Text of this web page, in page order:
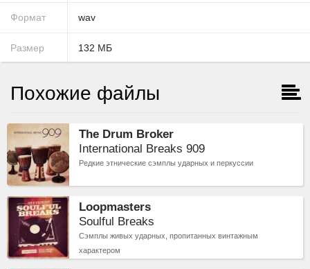
Формат wav
Размер 132 МБ
Похожие файлы
The Drum Broker
International Breaks 909
Редкие этнические сэмплы ударных и перкуссии
Loopmasters
Soulful Breaks
Сэмплы живых ударных, пропитанных винтажным
характером